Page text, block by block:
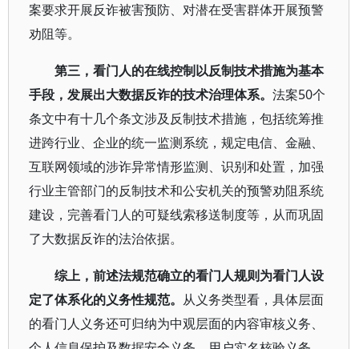
案要求开展反诈被害预防、对潜在受害群体开展预警
劝阻等。
第三，看门人的在线控制以反制技术措施为基本
手段，发展出大数据反诈的技术治理体系。 法案50个
条文中有十几个条文涉及反制技术措施，包括统筹推
进跨行业、企业的统一监测系统，规定电信、金融、
互联网领域的涉诈异常情形监测、识别和处置，加强
行业主管部门的反制技术和公安机关的预警劝阻系统
建设，完善看门人的可疑线索移送制度等，从而巩固
了大数据反诈的法治依据。
综上，前述法规范确立的看门人规则为看门人设
定了体系化的义务性规范。 从义务类型看，具体层面
的看门人义务还可归纳为中观层面的内容审核义务、